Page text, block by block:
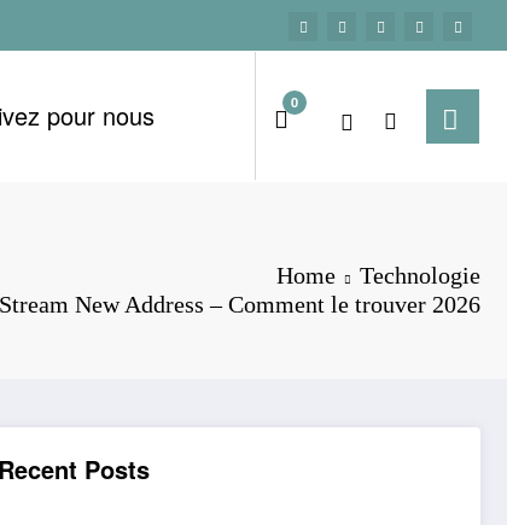
pour nous 0
Home
Technologie
New Address – Comment le trouver 2026
Recent Posts